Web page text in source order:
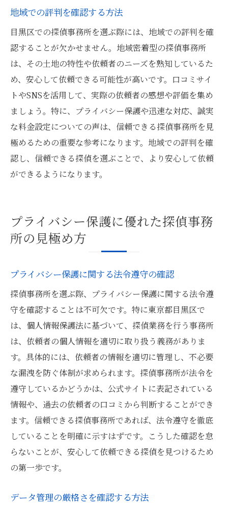
地域での評判を確認する方法
目黒区での探偵事務所を選ぶ際には、地域での評判を確
認することが欠かせません。地域密着型の探偵事務所
は、その土地の特性や依頼者のニーズを熟知しているた
め、安心して依頼できる可能性が高いです。口コミサイ
トやSNSを活用して、実際の依頼者の感想や評価を集め
ましょう。特に、プライバシー保護や迅速な対応、誠実
な料金設定についての声は、信頼できる探偵事務所を見
極めるための重要な参考になります。地域での評判を確
認し、信頼できる探偵を選ぶことで、より安心して依頼
ができるようになります。
プライバシー保護に優れた探偵事務
所の見極め方
プライバシー保護に関する法令遵守の確認
探偵事務所を選ぶ際、プライバシー保護に関する法令遵
守を確認することは不可欠です。特に東京都目黒区で
は、個人情報保護法に基づいて、探偵業務を行う事務所
は、依頼者の個人情報を適切に取り扱う義務がありま
す。具体的には、依頼者の情報を適切に管理し、不必要
な漏洩を防ぐ体制が求められます。探偵事務所が法令を
遵守しているかどうかは、公式サイトに表記されている
情報や、過去の依頼者の口コミから判断することができ
ます。信頼できる探偵事務所であれば、法令遵守を徹底
していることを明確に示すはずです。こうした確認を怠
らないことが、安心して依頼できる探偵を見つけるため
の第一歩です。
データ管理の厳格さを確認する方法